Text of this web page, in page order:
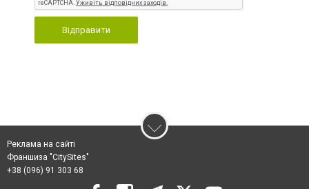
Відправити
Реклама на сайті
Франшиза "CitySites"
+38 (096) 91 303 68